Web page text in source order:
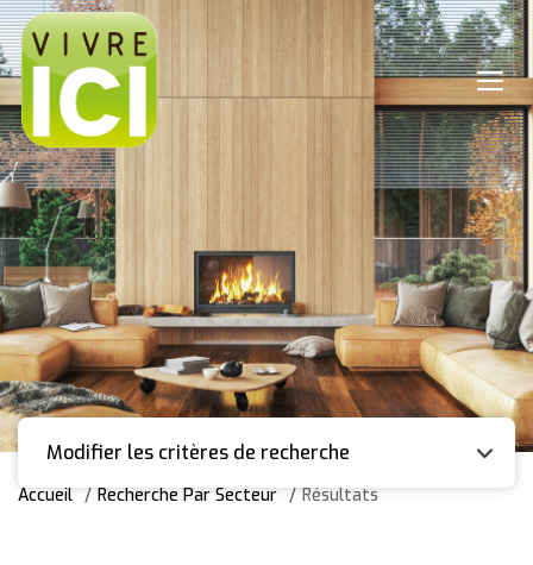
Modifier les critères de recherche
Accueil Recherche Par Secteur Résultats